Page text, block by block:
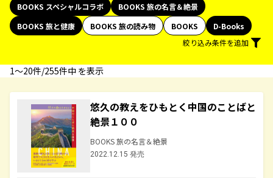
BOOKS スペシャルコラボ
BOOKS 旅の名言＆絶景
BOOKS 旅と健康
BOOKS 旅の読み物 BOOKS
D-Books
絞り込み条件を追加
1〜20件/255件中 を表示
悠久の教えをひもとく中国のことばと
絶景１００
BOOKS 旅の名言＆絶景
2022.12.15 発売